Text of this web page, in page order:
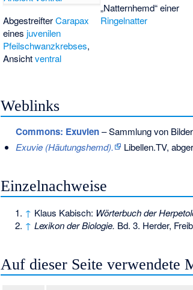
AbgestreifterCarapax
eines juvenilen
Pfeilschwanzkrebses,
Ansichtventral
„Natternhemd“ einer
Ringelnatter
Weblinks
Commons: Exuvien– Sammlung von
Exuvie (Häutungshemd).
Libellen.TV,
Einzelnachweise
↑ Klaus Kabisch: Wörterbuch der
↑ Lexikon der Biologie. Bd. 3. Herder,
Auf dieser Seite verwendete